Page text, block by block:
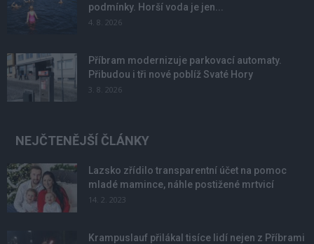
podmínky. Horší voda je jen...
4. 8. 2026
Příbram modernizuje parkovací automaty.
Přibudou i tři nové poblíž Svaté Hory
3. 8. 2026
NEJČTENĚJŠÍ ČLÁNKY
Lazsko zřídilo transparentní účet na pomoc
mladé mamince, náhle postižené mrtvicí
14. 2. 2023
Krampuslauf přilákal tisíce lidí nejen z Příbrami